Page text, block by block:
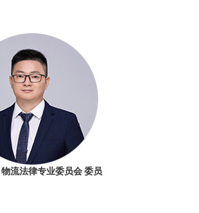
流法律专业委员会 委员